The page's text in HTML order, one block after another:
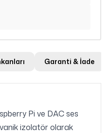
Garanti & İade
Pi ve DAC ses
izolatör olarak